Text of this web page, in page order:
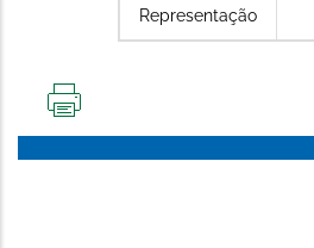
Representação
PÁGINA